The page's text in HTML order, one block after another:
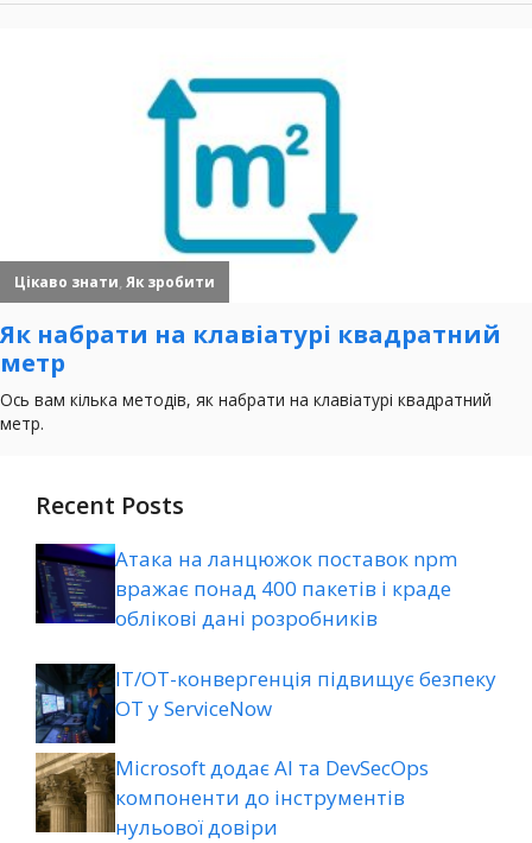
Recent Posts
Атака на ланцюжок поставок npm
вражає понад 400 пакетів і краде
облікові дані розробників
ІТ/ОТ-конвергенція підвищує безпеку
ОТ у ServiceNow
Microsoft додає AI та DevSecOps
компоненти до інструментів
нульової довіри